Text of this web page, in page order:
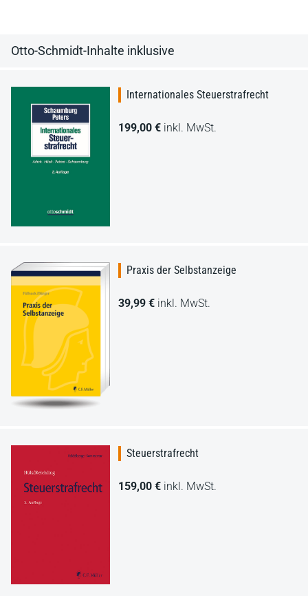
Otto-Schmidt-Inhalte inklusive
Internationales Steuerstrafrecht
199,00 € inkl. MwSt.
Praxis der Selbstanzeige
39,99 € inkl. MwSt.
Steuerstrafrecht
159,00 € inkl. MwSt.